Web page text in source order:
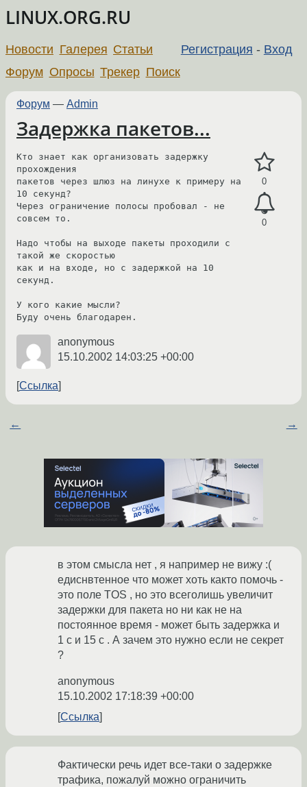
LINUX.ORG.RU
Регистрация - Вход
Новости Галерея Статьи
Форум Опросы Трекер Поиск
Форум — Admin
Задержка пакетов...
0
0
Кто знает как организовать задержку
прохождения
пакетов через шлюз на линухе к примеру на
10 секунд?
Через ограничение полосы пробовал - не
совсем то.
Надо чтобы на выходе пакеты проходили с
такой же скоростью
как и на входе, но с задержкой на 10
секунд.
У кого какие мысли?
Буду очень благодарен.
anonymous
15.10.2002 14:03:25 +00:00
Ссылка
← →
в этом смысла нет , я например не вижу :(
едиснвтенное что может хоть както помочь -
это поле TOS , но это всеголишь увеличит
задержки для пакета но ни как не на
постоянное время - может быть задержка и
1 с и 15 с . А зачем это нужно если не секрет
?
anonymous
15.10.2002 17:18:39 +00:00
Ссылка
Фактически речь идет все-таки о задержке
трафика, пожалуй можно ограничить